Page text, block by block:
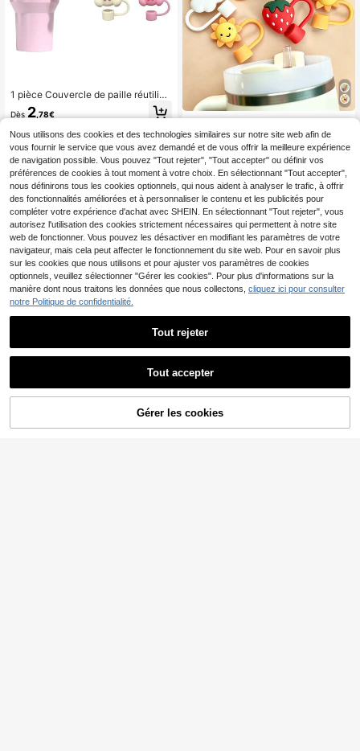
1 pièce Couvercle de paille réutilisa
ble avec un design mignon d'ours, c
onvient aux tasses en verre de 30/
40 oz avec anse, cadeau idéal pour
les amateurs de café/thé, convient
pour les vacances et les fêtes
Dès 2,78€
1/2/3/6/12 pièces Charmes de déco
ration de paille rose & blanc, canar
d, arc-en-ciel, nuage, fraise, soleil,
capuchons de paille 8mm 0,31in, ho
usses de protection de paille réutilis
ables, accessoires de capuchon de
paille, décoration de la Saint-Valent
in, cadeaux de fête pour enfants
Dès 2
AJOUTER AU PANIER
Nous utilisons des cookies et des technologies similaires sur notre site web afin de
vous fournir le service que vous avez demandé et de vous offrir la meilleure expérience
de navigation possible. Vous pouvez "Tout rejeter", "Tout accepter" ou définir vos
préférences de cookies à tout moment à votre choix. En sélectionnant "Tout accepter",
nous définirons tous les cookies optionnels, qui nous aident à analyser le trafic, à offrir
des fonctionnalités améliorées et à personnaliser le contenu et les publicités pour
compléter votre expérience d'achat avec SHEIN. En sélectionnant "Tout rejeter", vous
autorisez l'utilisation des cookies strictement nécessaires qui permettent à notre site
web de fonctionner. Vous pouvez les désactiver en modifiant les paramètres de votre
navigateur, mais cela peut affecter le fonctionnement du site web. Pour en savoir plus
sur les cookies que nous utilisons et pour ajuster vos paramètres de cookies
optionnels, veuillez sélectionner "Gérer les cookies". Pour plus d'informations sur la
manière dont nous traitons les données que nous collectons, cliquez ici pour consulter
notre Politique de confidentialité.
Tout rejeter
Tout accepter
Gérer les cookies